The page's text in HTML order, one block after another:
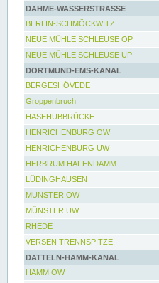
DAHME-WASSERSTRASSE
BERLIN-SCHMÖCKWITZ
NEUE MÜHLE SCHLEUSE OP
NEUE MÜHLE SCHLEUSE UP
DORTMUND-EMS-KANAL
BERGESHÖVEDE
Groppenbruch
HASEHUBBRÜCKE
HENRICHENBURG OW
HENRICHENBURG UW
HERBRUM HAFENDAMM
LÜDINGHAUSEN
MÜNSTER OW
MÜNSTER UW
RHEDE
VERSEN TRENNSPITZE
DATTELN-HAMM-KANAL
HAMM OW